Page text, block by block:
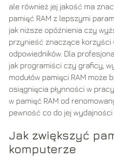
ale również jej jakość ma
pamięć RAM z lepszymi
jak niższe opóźnienia czy
przynieść znaczące korzyści
odpowiedników. Dla
jak programiści czy graficy,
modułów pamięci RAM może
osiągnięcia płynności w
w pamięć RAM od
pewność co do jej wydajności
Jak zwiększyć
komputerze